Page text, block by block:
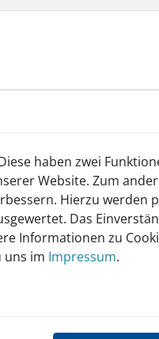
der Trainer
einmal für ein
haben zwei
Website. Zum
Hierzu werden
Das
Informationen zu
uns im Impressum.